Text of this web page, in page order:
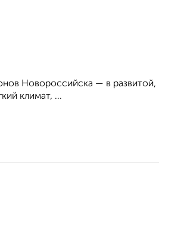
Новороссийска — в развитой,
климат, ...